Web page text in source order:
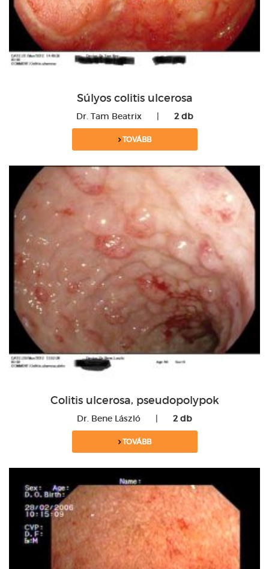
Súlyos colitis ulcerosa
Dr. Tam Beatrix | 2 db
TOVÁBB
Colitis ulcerosa, pseudopolypok
Dr. Bene László 2 db
TOVÁBB